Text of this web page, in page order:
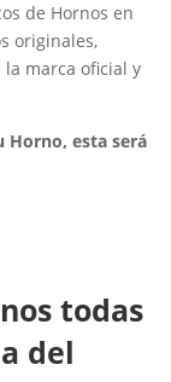
de Hornos en
originales,
marca oficial y
Horno, esta será
todas
del